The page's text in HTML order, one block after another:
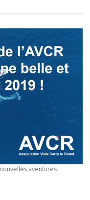
DE PRESSE
aventures